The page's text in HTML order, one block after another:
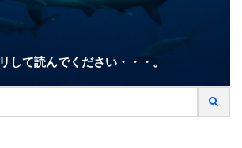
して読んでください・・・。